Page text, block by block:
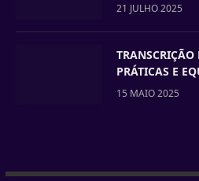
21 JULHO 2025
PRÁTICAS E
15 MAIO 2025